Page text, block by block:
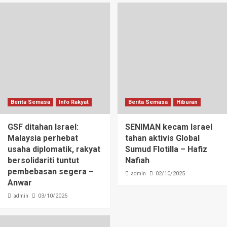
Berita Semasa Info Rakyat
GSF ditahan Israel:
Malaysia perhebat
usaha diplomatik, rakyat
bersolidariti tuntut
pembebasan segera –
Anwar
admin 03/10/2025
Berita Semasa Hiburan
SENIMAN kecam Israel
tahan aktivis Global
Sumud Flotilla – Hafiz
Nafiah
admin 02/10/2025